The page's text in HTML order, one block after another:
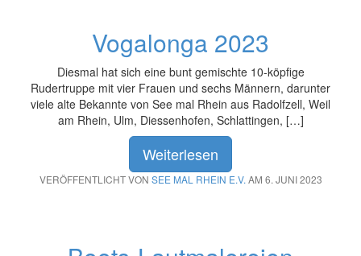
Vogalonga 2023
Diesmal hat sich eine bunt gemischte 10-köpfige
Rudertruppe mit vier Frauen und sechs Männern, darunter
viele alte Bekannte von See mal Rhein aus Radolfzell, Weil
am Rhein, Ulm, Diessenhofen, Schlattingen, […]
Weiterlesen
VERÖFFENTLICHT VON SEE MAL RHEIN E.V. AM 6. JUNI 2023